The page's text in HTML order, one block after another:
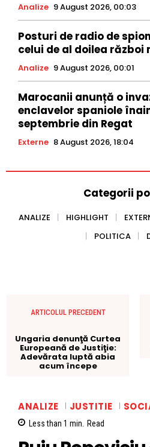
Analize 9 August 2026, 00:03
Posturi de radio de
celui de al doilea război
Analize 9 August 2026, 00:01
Marocanii anunță o
enclavelor spaniole
septembrie din Regat
Externe 8 August 2026, 18:04
Categorii
ANALIZE HIGHLIGHT
POLITICA
ARTICOLUL PRECEDENT
Ungaria denunţă Curtea
Europeană de Justiţie:
Adevărata luptă abia
acum începe